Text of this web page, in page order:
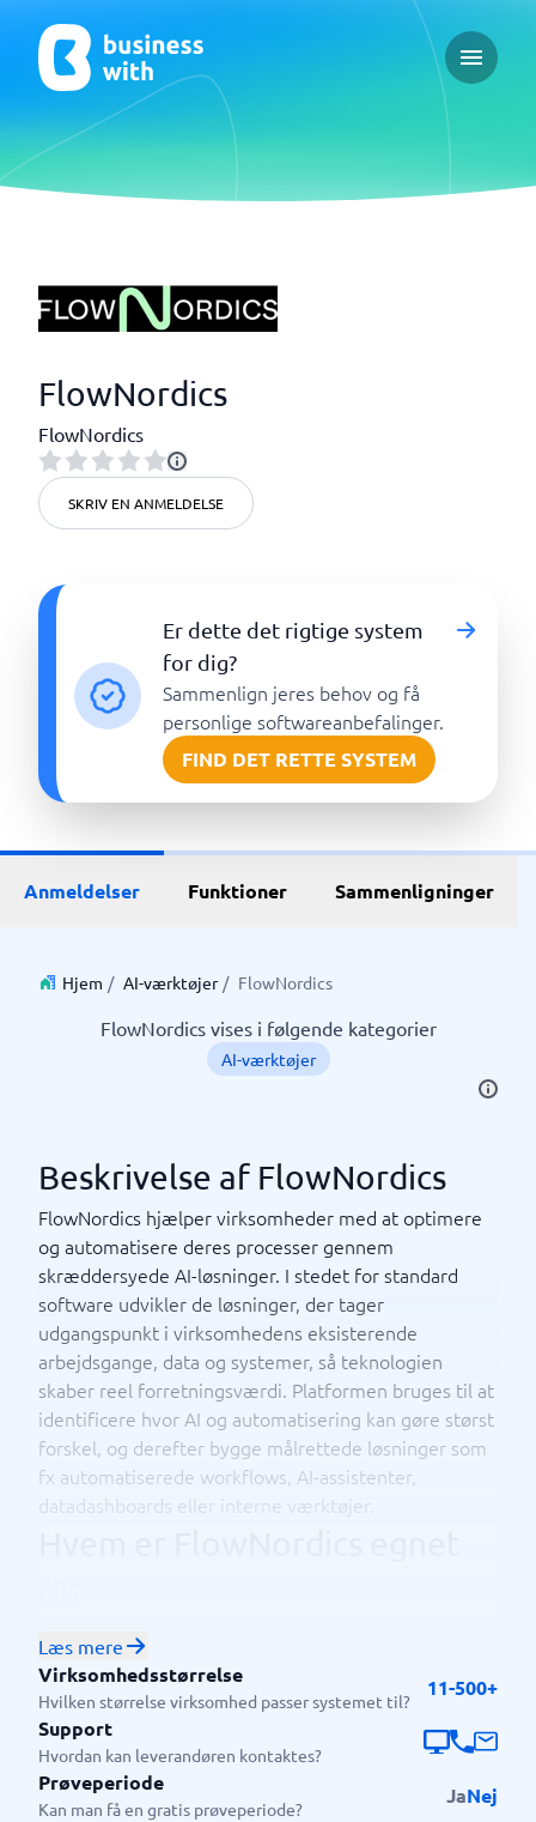
Open
FlowNordics
FlowNordics
SKRIV EN ANMELDELSE
Er dette det rigtige system
for dig?
Sammenlign jeres behov og få
personlige softwareanbefalinger.
FIND DET RETTE SYSTEM
Anmeldelser Funktioner Sammenligninger
Hjem / AI-værktøjer / FlowNordics
FlowNordics vises i følgende kategorier
AI-værktøjer
Beskrivelse af FlowNordics
FlowNordics hjælper virksomheder med at optimere
og automatisere deres processer gennem
skræddersyede AI-løsninger. I stedet for standard
software udvikler de løsninger, der tager
udgangspunkt i virksomhedens eksisterende
arbejdsgange, data og systemer, så teknologien
skaber reel forretningsværdi. Platformen bruges til at
identificere hvor AI og automatisering kan gøre størst
forskel, og derefter bygge målrettede løsninger som
fx automatiserede workflows, AI-assistenter,
datadashboards eller interne værktøjer.
FlowNordics er særligt velegnet til virksomheder, der
ønsker at bruge AI og automatisering praktisk i deres
forretning fremfor standardiserede systemer. Det
bruges typisk af organisationer, der vil effektivisere
arbejdsgange, reducere manuelt arbejde og skabe
bedre sammenhæng mellem data, systemer og
processer.
Læs mere
Virksomhedsstørrelse
Hvilken størrelse virksomhed passer systemet til?
11-500+
Support
Hvordan kan leverandøren kontaktes?
Prøveperiode
Kan man få en gratis prøveperiode?
JaNej